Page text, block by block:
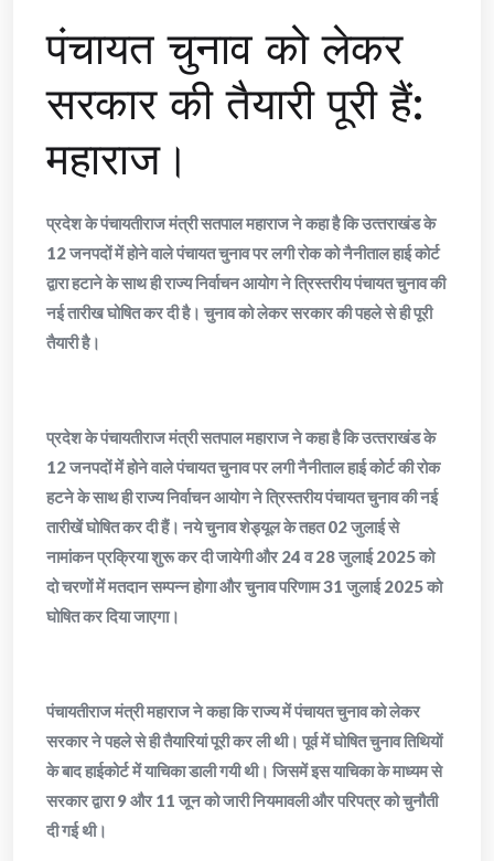
पंचायत चुनाव को लेकर
सरकार की तैयारी पूरी हैं:
महाराज।
प्रदेश के पंचायतीराज मंत्री सतपाल महाराज ने कहा है कि उत्‍तराखंड के
12 जनपदों में होने वाले पंचायत चुनाव पर लगी रोक को नैनीताल हाई कोर्ट
द्वारा हटाने के साथ ही राज्य निर्वाचन आयोग ने त्रिस्तरीय पंचायत चुनाव की
नई तारीख घोषित कर दी है। चुनाव को लेकर सरकार की पहले से ही पूरी
तैयारी है।
प्रदेश के पंचायतीराज मंत्री सतपाल महाराज ने कहा है कि उत्‍तराखंड के
12 जनपदों में होने वाले पंचायत चुनाव पर लगी नैनीताल हाई कोर्ट की रोक
हटने के साथ ही राज्य निर्वाचन आयोग ने त्रिस्तरीय पंचायत चुनाव की नई
तारीखें घोषित कर दी हैं। नये चुनाव शेड्यूल के तहत 02 जुलाई से
नामांकन प्रक्रिया शुरू कर दी जायेगी और 24 व 28 जुलाई 2025 को
दो चरणों में मतदान सम्पन्न होगा और चुनाव परिणाम 31 जुलाई 2025 को
घोषित कर दिया जाएगा।
पंचायतीराज मंत्री महाराज ने कहा कि राज्य में पंचायत चुनाव को लेकर
सरकार ने पहले से ही तैयारियां पूरी कर ली थी। पूर्व में घोषित चुनाव तिथियों
के बाद हाईकोर्ट में याचिका डाली गयी थी। जिसमें इस याचिका के माध्यम से
सरकार द्वारा 9 और 11 जून को जारी नियमावली और परिपत्र को चुनौती
दी गई थी।